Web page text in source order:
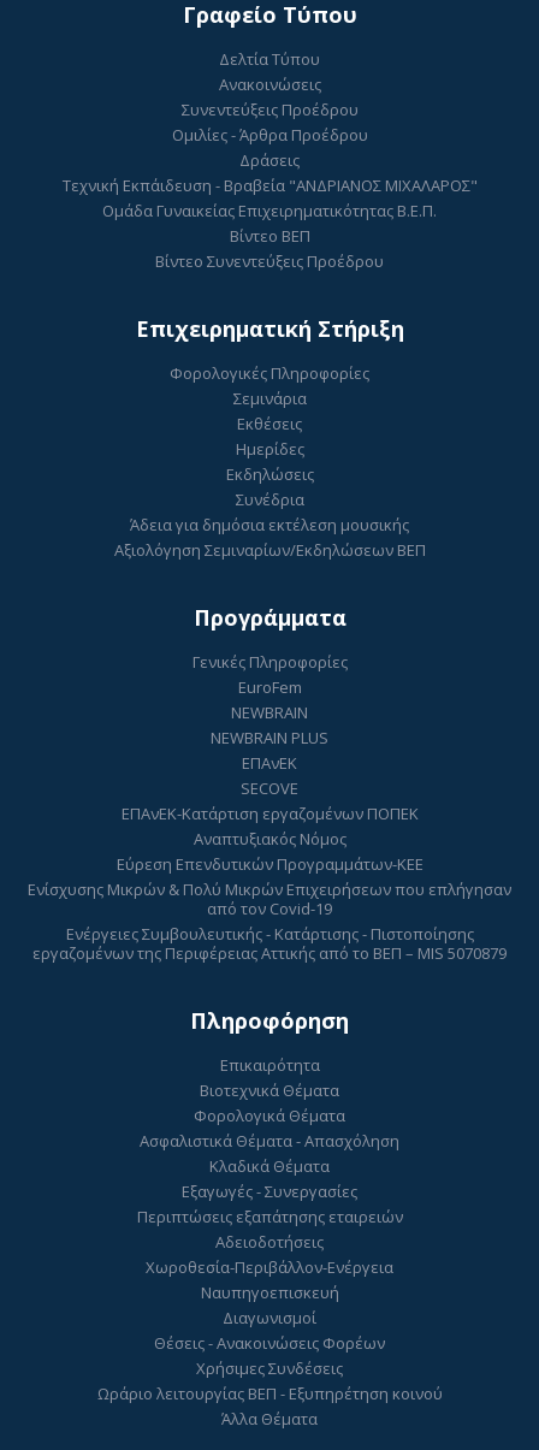
Γραφείο Τύπου
Δελτία Τύπου
Ανακοινώσεις
Συνεντεύξεις Προέδρου
Ομιλίες - Άρθρα Προέδρου
Δράσεις
Τεχνική Εκπάιδευση - Βραβεία "ΑΝΔΡΙΑΝΟΣ ΜΙΧΑΛΑΡΟΣ"
Ομάδα Γυναικείας Επιχειρηματικότητας Β.Ε.Π.
Βίντεο ΒΕΠ
Βίντεο Συνεντεύξεις Προέδρου
Επιχειρηματική Στήριξη
Φορολογικές Πληροφορίες
Σεμινάρια
Εκθέσεις
Ημερίδες
Εκδηλώσεις
Συνέδρια
Άδεια για δημόσια εκτέλεση μουσικής
Αξιολόγηση Σεμιναρίων/Εκδηλώσεων ΒΕΠ
Προγράμματα
Γενικές Πληροφορίες
EuroFem
NEWBRAIN
NEWBRAIN PLUS
ΕΠΑνΕΚ
SECOVE
ΕΠΑνΕΚ-Κατάρτιση εργαζομένων ΠΟΠΕΚ
Αναπτυξιακός Νόμος
Εύρεση Επενδυτικών Προγραμμάτων-ΚΕΕ
Ενίσχυσης Μικρών & Πολύ Μικρών Επιχειρήσεων που επλήγησαν
από τον Covid-19
Ενέργειες Συμβουλευτικής - Κατάρτισης - Πιστοποίησης
εργαζομένων της Περιφέρειας Αττικής από το ΒΕΠ – MIS 5070879
Πληροφόρηση
Επικαιρότητα
Βιοτεχνικά Θέματα
Φορολογικά Θέματα
Ασφαλιστικά Θέματα - Απασχόληση
Κλαδικά Θέματα
Εξαγωγές - Συνεργασίες
Περιπτώσεις εξαπάτησης εταιρειών
Αδειοδοτήσεις
Χωροθεσία-Περιβάλλον-Ενέργεια
Ναυπηγοεπισκευή
Διαγωνισμοί
Θέσεις - Ανακοινώσεις Φορέων
Χρήσιμες Συνδέσεις
Ωράριο λειτουργίας ΒΕΠ - Εξυπηρέτηση κοινού
Άλλα Θέματα